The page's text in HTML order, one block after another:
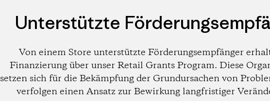
Unterstützte
Von einem Store unterstützte Förderungsempfänger
Finanzierung über unser Retail Grants Program. Diese
setzen sich für die Bekämpfung der Grundursachen von
verfolgen einen Ansatz zur Bewirkung langfristiger